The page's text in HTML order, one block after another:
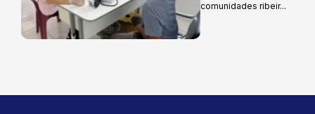
comunidades ribeir...